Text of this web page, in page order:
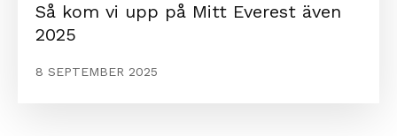
Så kom vi upp på Mitt Everest även
2025
8 SEPTEMBER 2025